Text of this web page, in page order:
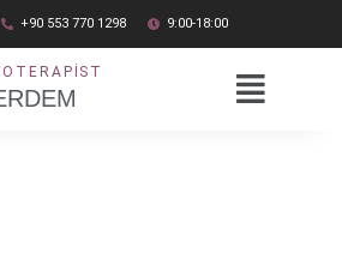
+90 553 770 1298 9:00-18:00